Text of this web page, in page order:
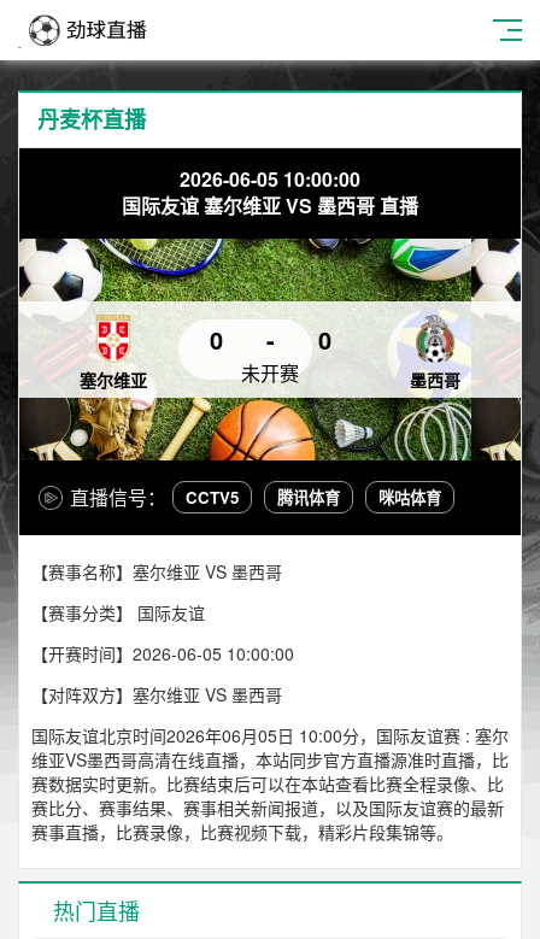
丹麦杯直播
2026-06-05 10:00:00
国际友谊 塞尔维亚 VS 墨西哥 直播
塞尔维亚
0 - 0
墨西哥
未开赛
直播信号： CCTV5 腾讯体育 咪咕体育
【赛事名称】塞尔维亚 VS 墨西哥
【赛事分类】 国际友谊
【开赛时间】2026-06-05 10:00:00
【对阵双方】塞尔维亚 VS 墨西哥
国际友谊北京时间2026年06月05日 10:00分，国际友谊赛 : 塞尔
维亚VS墨西哥高清在线直播，本站同步官方直播源准时直播，比
赛数据实时更新。比赛结束后可以在本站查看比赛全程录像、比
赛比分、赛事结果、赛事相关新闻报道，以及国际友谊赛的最新
赛事直播，比赛录像，比赛视频下载，精彩片段集锦等。
热门直播